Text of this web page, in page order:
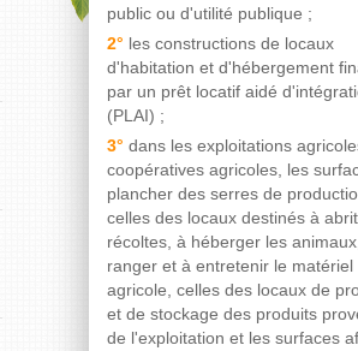
public ou d'utilité publique ;
2° les constructions de locaux
d'habitation et d'hébergement
par un prêt locatif aidé
(PLAI) ;
3° dans les exploitations
coopératives agricoles, les
plancher des serres de
celles des locaux destinés à
récoltes, à héberger les
ranger et à entretenir le matériel
agricole, celles des locaux de
et de stockage des produits
de l'exploitation et les surfaces